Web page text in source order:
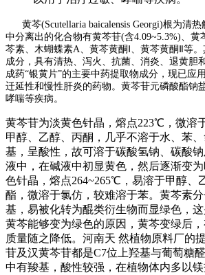
黄芩(Scutellaria baicalensis Georgi)根为清
中分离出的化合物有黄芩苷(含4.09~5.3%)、黄
芩素、木蝴蝶素A、黄芩黄酮Ⅰ、黄芩黄酮Ⅱ等
成分，具有清热、泻火、抗菌、消炎、退黄胆
成药“银黄片”的主要中药提取物成分，现已应
迁延性和慢性肝炎的药物。黄芩苷元磷酸酯钠
哮喘等疾病。
黄芩苷为淡黄色针晶，熔点223℃，微溶
甲醇、乙醇、丙酮，几乎不溶于水、苯
基，呈酸性，故可溶于碳酸氢钠、碳酸
液中，在碱液中初显黄色，然后逐渐变
色针晶，熔点264~265℃，易溶于甲醇、
酯，微溶于氯仿，较难溶于苯。黄芩素
基，易被化转为醌类衍生物而显绿色，
黄芩能够变为绿色的原因，黄芩变绿后，
质量随之降低。河南天 然植物原料厂的
苷及汉黄芩苷都是C7位上羟基与葡萄糖
中有羧基，酸性较强，在植物体内多以